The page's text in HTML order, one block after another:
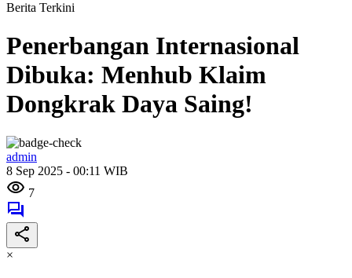
Berita Terkini
Penerbangan Internasional
Dibuka: Menhub Klaim
Dongkrak Daya Saing!
admin
8 Sep 2025 - 00:11 WIB
7
×